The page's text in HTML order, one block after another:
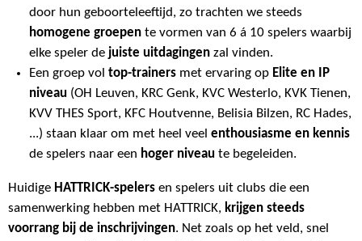
door hun geboorteleeftijd, zo trachten we steeds
homogene groepen te vormen van 6 á 10 spelers waarbij
elke speler de juiste uitdagingen zal vinden.
Een groep vol top-trainers met ervaring op Elite en IP
niveau (OH Leuven, KRC Genk, KVC Westerlo, KVK Tienen,
KVV THES Sport, KFC Houtvenne, Belisia Bilzen, RC Hades,
...) staan klaar om met heel veel enthousiasme en kennis
de spelers naar een hoger niveau te begeleiden.
Huidige HATTRICK-spelers en spelers uit clubs die een
samenwerking hebben met HATTRICK, krijgen steeds
voorrang bij de inschrijvingen. Net zoals op het veld, snel